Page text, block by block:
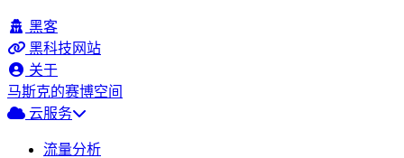
黑客
黑科技网站
关于
马斯克的赛博空间
云服务
流量分析